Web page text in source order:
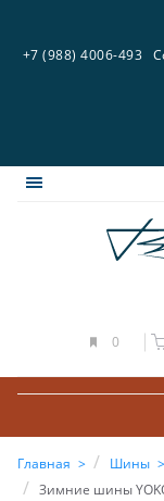
+7 (988) 4006-493
0
Главная Шины
Зимние шины